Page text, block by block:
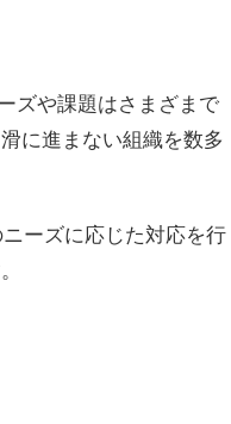
ズや課題はさまざまで
に進まない組織を数多
ーズに応じた対応を行